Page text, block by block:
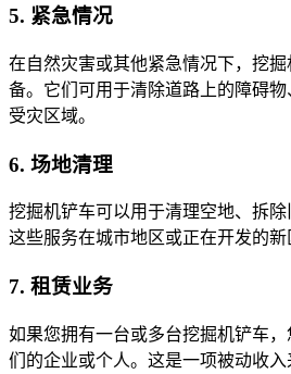
5. 紧急情况
在自然灾害或其他紧急情况下，挖
备。它们可用于清除道路上的障碍
受灾区域。
6. 场地清理
挖掘机铲车可以用于清理空地、拆除
这些服务在城市地区或正在开发的新
7. 租赁业务
如果您拥有一台或多台挖掘机铲车
们的企业或个人。这是一项被动收